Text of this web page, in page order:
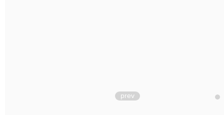
prev